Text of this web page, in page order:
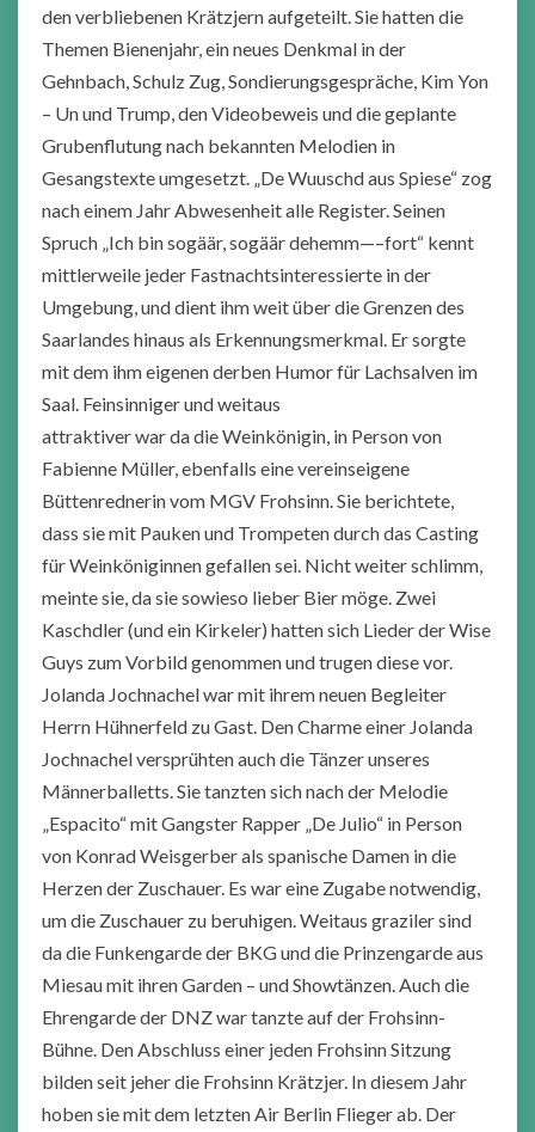
den verbliebenen Krätzjern aufgeteilt. Sie hatten die
Themen Bienenjahr, ein neues Denkmal in der
Gehnbach, Schulz Zug, Sondierungsgespräche, Kim Yon
– Un und Trump, den Videobeweis und die geplante
Grubenflutung nach bekannten Melodien in
Gesangstexte umgesetzt. „De Wuuschd aus Spiese“ zog
nach einem Jahr Abwesenheit alle Register. Seinen
Spruch „Ich bin sogäär, sogäär dehemm—–fort“ kennt
mittlerweile jeder Fastnachtsinteressierte in der
Umgebung, und dient ihm weit über die Grenzen des
Saarlandes hinaus als Erkennungsmerkmal. Er sorgte
mit dem ihm eigenen derben Humor für Lachsalven im
Saal. Feinsinniger und weitaus
attraktiver war da die Weinkönigin, in Person von
Fabienne Müller, ebenfalls eine vereinseigene
Büttenrednerin vom MGV Frohsinn. Sie berichtete,
dass sie mit Pauken und Trompeten durch das Casting
für Weinköniginnen gefallen sei. Nicht weiter schlimm,
meinte sie, da sie sowieso lieber Bier möge. Zwei
Kaschdler (und ein Kirkeler) hatten sich Lieder der Wise
Guys zum Vorbild genommen und trugen diese vor.
Jolanda Jochnachel war mit ihrem neuen Begleiter
Herrn Hühnerfeld zu Gast. Den Charme einer Jolanda
Jochnachel versprühten auch die Tänzer unseres
Männerballetts. Sie tanzten sich nach der Melodie
„Espacito“ mit Gangster Rapper „De Julio“ in Person
von Konrad Weisgerber als spanische Damen in die
Herzen der Zuschauer. Es war eine Zugabe notwendig,
um die Zuschauer zu beruhigen. Weitaus graziler sind
da die Funkengarde der BKG und die Prinzengarde aus
Miesau mit ihren Garden – und Showtänzen. Auch die
Ehrengarde der DNZ war tanzte auf der Frohsinn-
Bühne. Den Abschluss einer jeden Frohsinn Sitzung
bilden seit jeher die Frohsinn Krätzjer. In diesem Jahr
hoben sie mit dem letzten Air Berlin Flieger ab. Der